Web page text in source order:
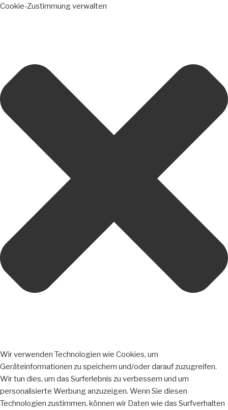
Cookie-Zustimmung verwalten
Wir verwenden Technologien wie Cookies, um
Geräteinformationen zu speichern und/oder darauf zuzugreifen.
Wir tun dies, um das Surferlebnis zu verbessern und um
personalisierte Werbung anzuzeigen. Wenn Sie diesen
Technologien zustimmen, können wir Daten wie das Surfverhalten